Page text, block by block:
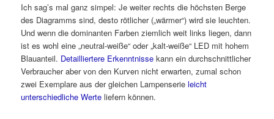
Ich sag’s mal ganz simpel: Je weiter rechts die höchsten Berge
des Diagramms sind, desto rötlicher („wärmer“) wird sie leuchten.
Und wenn die dominanten Farben ziemlich weit links liegen, dann
ist es wohl eine „neutral-weiße“ oder „kalt-weiße“ LED mit hohem
Blauanteil. Detailliertere Erkenntnisse kann ein durchschnittlicher
Verbraucher aber von den Kurven nicht erwarten, zumal schon
zwei Exemplare aus der gleichen Lampenserieleicht
unterschiedliche Werte liefern können.